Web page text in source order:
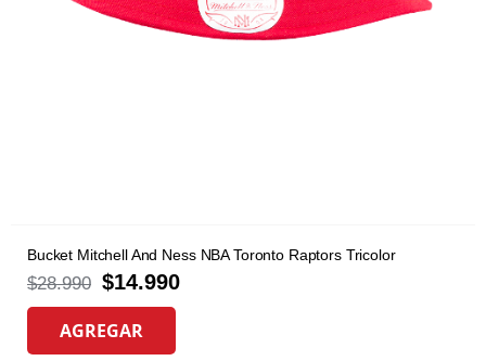
Bucket Mitchell And Ness NBA Toronto Raptors Tricolor
$28.990 $14.990
AGREGAR